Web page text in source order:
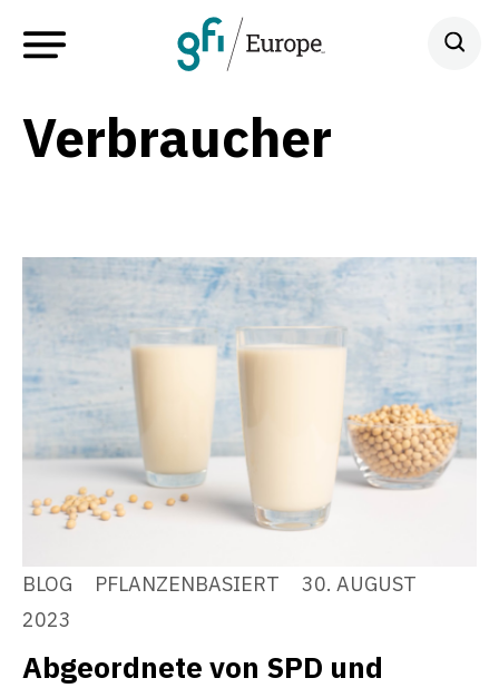
Verbraucher
BLOG PFLANZENBASIERT
30. AUGUST
2023
Abgeordnete von SPD und